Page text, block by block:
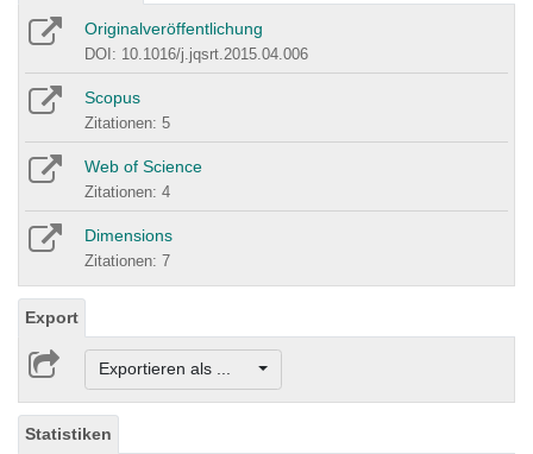
Originalveröffentlichung
DOI: 10.1016/j.jqsrt.2015.04.006
Scopus
Zitationen: 5
Web of Science
Zitationen: 4
Dimensions
Zitationen: 7
Export
Exportieren als ...
Statistiken